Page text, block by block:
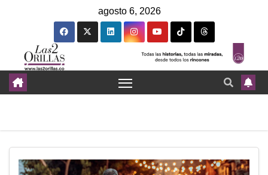
agosto 6, 2026